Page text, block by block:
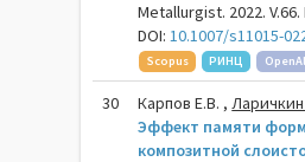
Metallurgist. 2022. V.66.
DOI:10.1007/s11015-
Scopus
РИНЦ
30 Карпов Е.В. ,
Эффект памяти
композитной